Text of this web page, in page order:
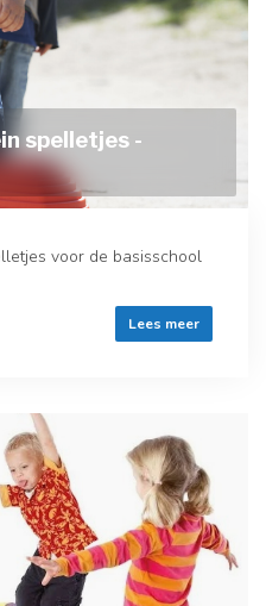
spelletjes -
voor de basisschool
Lees meer